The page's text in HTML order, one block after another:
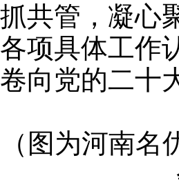
抓共管，凝心
各项具体工作
卷向党的二十
（图为河南